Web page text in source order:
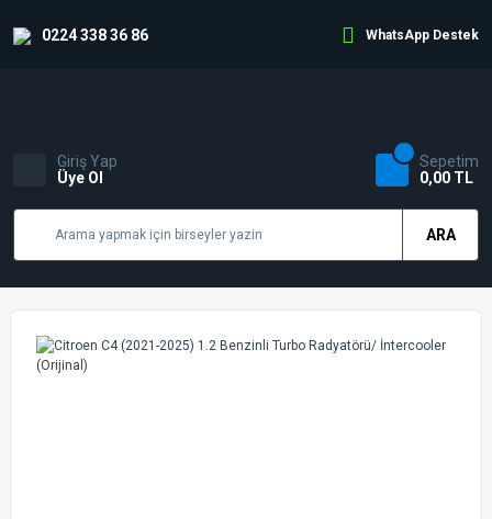
0224 338 36 86 WhatsApp Destek
ARA
Giriş Yap
Üye Ol
Sepetim
0,00 TL